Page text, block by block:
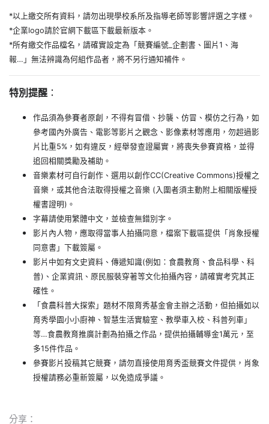
*以上繳交所有資料，請勿出現學校系所及指導老師等影響評選之字樣。
*企業logo請於官網下載區下載最新版本。
*所有繳交作品檔名，請確實設定為「競賽編號_企劃書、圖片1、海
報…」無法辨識為何組作品者，將不另行通知補件。
特別提醒 ：
作品須為參賽者原創，不得有冒借、抄襲、仿冒、模仿之行為，如
參考國內外廣告、電影等影片之觀念、影像素材等應用，勿超過影
片比重5%，如有違反，經舉發查證屬實，將喪失參賽資格，並得
追回相關獎勵及補助。
音樂素材可自行創作、選用以創作CC(Creative Commons)授權之
音樂，或其他合法取得授權之音樂 (入圍者須主動附上相關版權授
權書證明)。
字幕請使用繁體中文，並檢查無錯別字。
影片內人物，應取得當事人拍攝同意，檔案下載區提供「肖象授權
同意書」下載簽屬。
影片中如有文史資料、傳遞知識(例如：食農教育、食品科學、科
普)、企業資訊、原民服裝穿著等文化拍攝內容，請確實考究其正
確性。
「食農科普大探索」題材不限育秀基金會主辦之活動，但拍攝如以
育秀學園小小廚神、智慧生活實驗室、教學車入校、科普列車」
等…食農教育推廣計劃為拍攝之作品，提供拍攝輔導金1萬元，至
多15件作品。
參賽影片投稿其它競賽，請勿直接使用育秀盃競賽文件提供，肖象
授權請務必重新簽屬，以免造成爭議。
分享：